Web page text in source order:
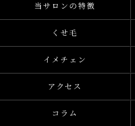
当サロンの特徴
くせ毛
イメチェン
アクセス
コラム